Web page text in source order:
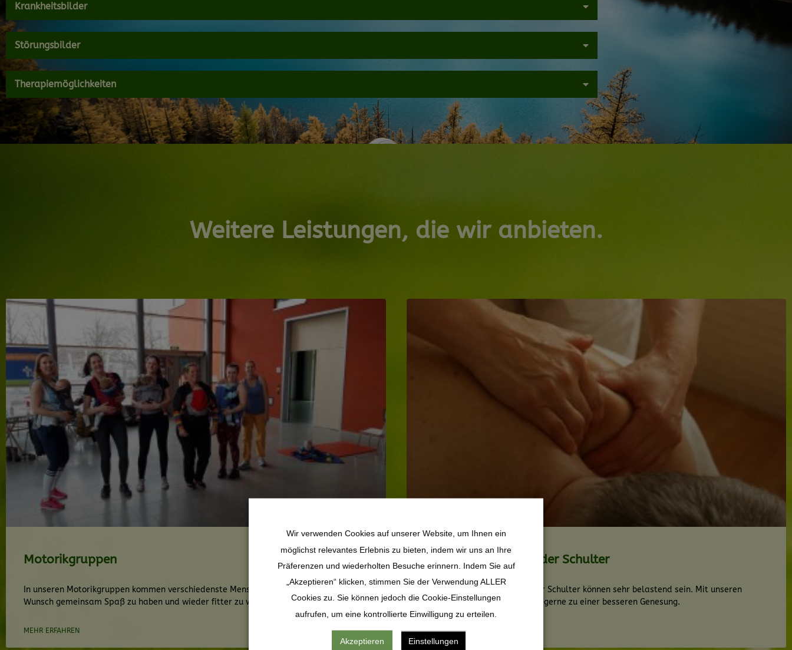
Krankheitsbilder
Störungsbilder
Therapiemöglichkeiten
Weitere Leistungen, die wir anbieten.
Motorikgruppen
In unseren Motorikgruppen kommen verschiedenste Menschen zusammen, mit dem
Wunsch gemeinsam Spaß zu haben und wieder fitter zu werden.
MEHR ERFAHREN
Probleme mit Arm oder Schulter
Probleme am Arm oder an der Schulter können sehr belastend sein. Mit unseren
Methoden verhelfen wir Ihnen gerne zu einer besseren Genesung.
MEHR ERFAHREN
Wir verwenden Cookies auf unserer Website, um Ihnen ein
möglichst relevantes Erlebnis zu bieten, indem wir uns an Ihre
Präferenzen und wiederholten Besuche erinnern. Indem Sie auf
„Akzeptieren“ klicken, stimmen Sie der Verwendung ALLER
Cookies zu. Sie können jedoch die Cookie-Einstellungen
aufrufen, um eine kontrollierte Einwilligung zu erteilen.
Akzeptieren Einstellungen